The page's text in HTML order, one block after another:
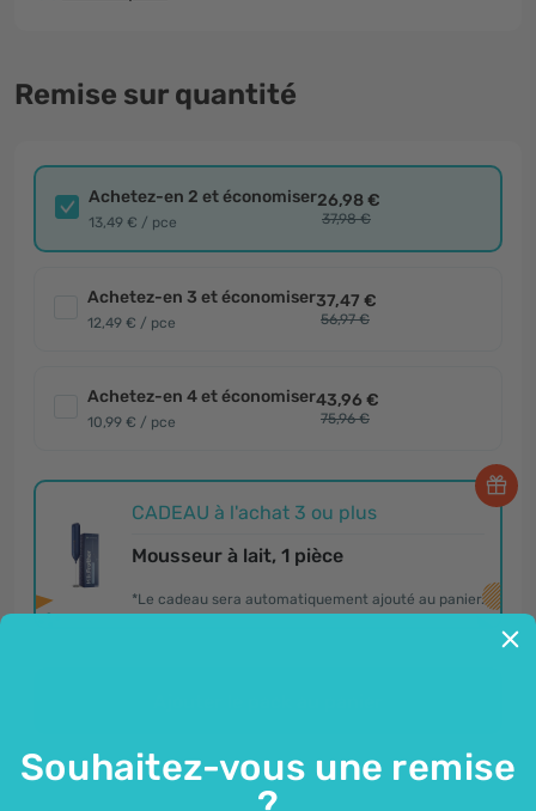
Remise sur quantité
Achetez-en 2 et économiser
13,49 € / pce
26,98 €
37,98 €
Achetez-en 3 et économiser
12,49 € / pce
37,47 €
56,97 €
Achetez-en 4 et économiser
10,99 € / pce
43,96 €
75,96 €
CADEAU à l'achat 3 ou plus
Mousseur à lait, 1 pièce
*Le cadeau sera automatiquement ajouté au panier.
Souhaitez-vous une remise